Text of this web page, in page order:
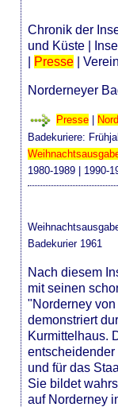
Chronik der
und Küste
Presse |
Norderneyer
Presse
Badekuriere:
1980-1989 | 1990-
Badekurier 1961
Nach diesem
mit seinen
"Norderney
demonstriert
Kurmittelhaus.
und für das
Sie bildet
auf Norderney